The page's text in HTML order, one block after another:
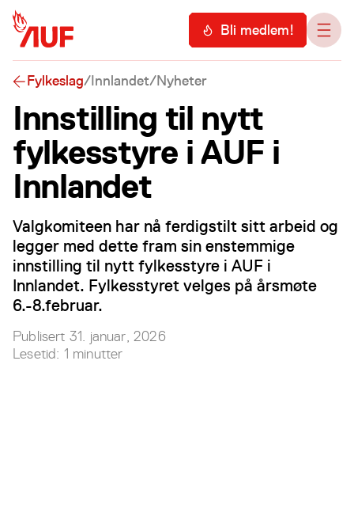
Hopp til hovedinnhold MenyBli medlem!
Fylkeslag/Innlandet/Nyheter
Innstilling til nytt
fylkesstyre i AUF i
Innlandet
Valgkomiteen har nå ferdigstilt sitt arbeid og
legger med dette fram sin enstemmige
innstilling til nytt fylkesstyre i AUF i
Innlandet. Fylkesstyret velges på årsmøte
6.-8.februar.
Publisert 31. januar, 2026
Lesetid: 1 minutter